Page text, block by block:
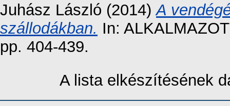
Juhász László (2014)A
szállodákban. In:
pp. 404-439.
A lista elkészítésének